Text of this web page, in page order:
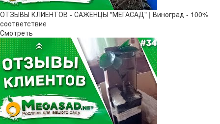
ОТЗЫВЫ КЛИЕНТОВ - САЖЕНЦЫ "МЕГАСАД" | Виноград - 100%
соответствие
Смотреть